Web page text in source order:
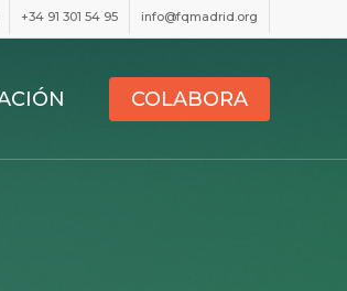
+34 91 301 54 95 info@fqmadrid.org
COLABORA